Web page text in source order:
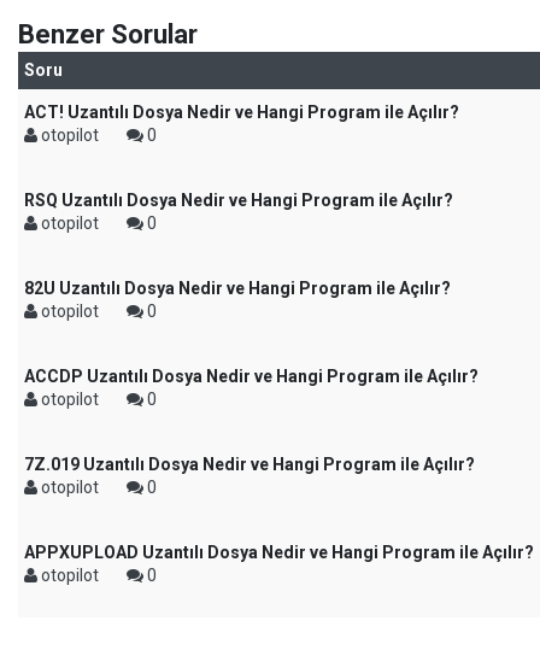
Benzer Sorular
Soru
ACT! Uzantılı Dosya Nedir ve Hangi Program ile Açılır?
otopilot
0
RSQ Uzantılı Dosya Nedir ve Hangi Program ile Açılır?
otopilot
0
82U Uzantılı Dosya Nedir ve Hangi Program ile Açılır?
otopilot
0
ACCDP Uzantılı Dosya Nedir ve Hangi Program ile Açılır?
otopilot
0
7Z.019 Uzantılı Dosya Nedir ve Hangi Program ile Açılır?
otopilot
0
APPXUPLOAD Uzantılı Dosya Nedir ve Hangi Program ile Açılır?
otopilot
0